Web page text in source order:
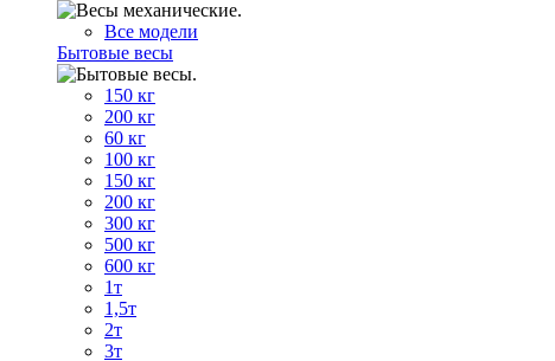
Все модели
Бытовые весы
150 кг
200 кг
60 кг
100 кг
150 кг
200 кг
300 кг
500 кг
600 кг
1т
1,5т
2т
3т